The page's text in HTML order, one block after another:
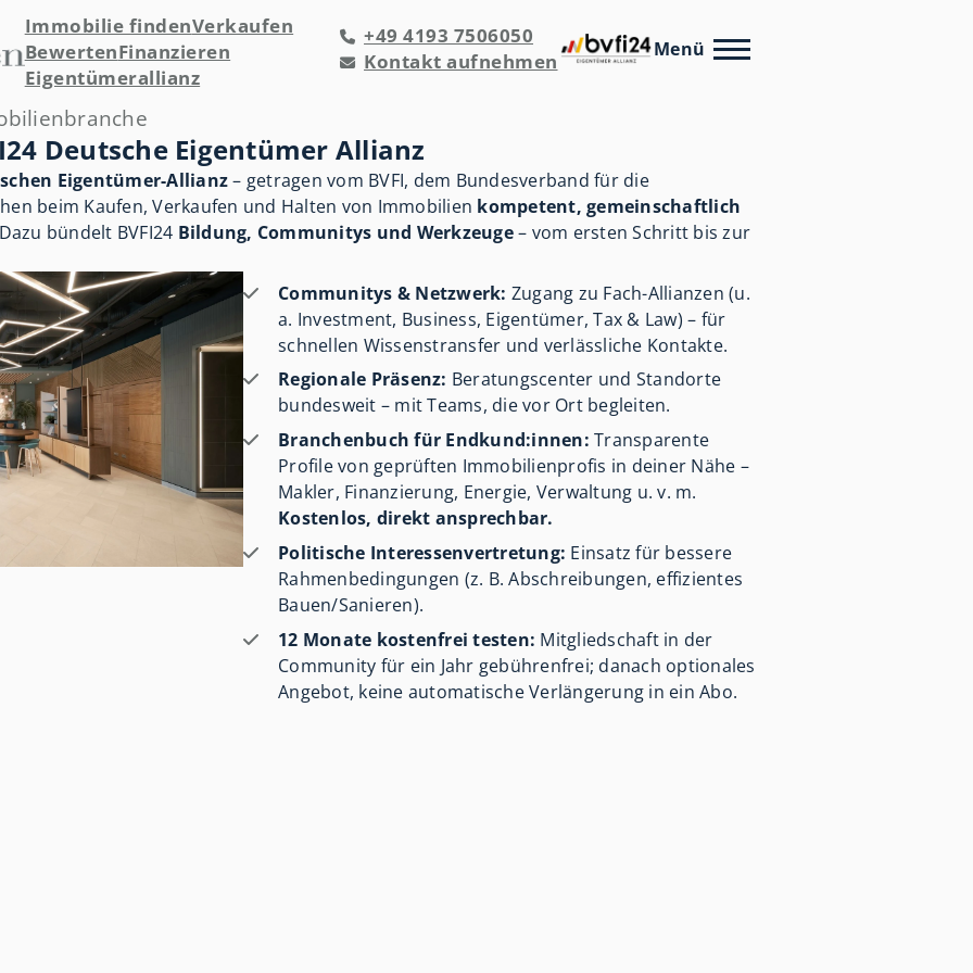
Immobilie findenVerkaufen
BewertenFinanzieren
Eigentümerallianz
+49 4193 7506050
Kontakt aufnehmen
Menü
Deutsche Eigentümer Allianz
Eigentümer-Allianz– getragen vom BVFI, dem Bundesverband für die
beim Kaufen, Verkaufen und Halten von Immobilien kompetent, gemeinschaftlich
bündelt BVFI24 Bildung, Communitys und Werkzeuge– vom ersten Schritt bis zur
Communitys & Netzwerk: Zugang zu Fach-Allianzen (u.
a. Investment, Business, Eigentümer, Tax & Law) – für
schnellen Wissenstransfer und verlässliche Kontakte.
Regionale Präsenz: Beratungscenter und Standorte
bundesweit – mit Teams, die vor Ort begleiten.
Branchenbuch für Endkund:innen: Transparente
Profile von geprüften Immobilienprofis in deiner Nähe –
Makler, Finanzierung, Energie, Verwaltung u. v. m.
Kostenlos, direkt ansprechbar.
Politische Interessenvertretung: Einsatz für bessere
Rahmenbedingungen (z. B. Abschreibungen, effizientes
Bauen/Sanieren).
12 Monate kostenfrei testen: Mitgliedschaft in der
Community für ein Jahr gebührenfrei; danach optionales
Angebot, keine automatische Verlängerung in ein Abo.